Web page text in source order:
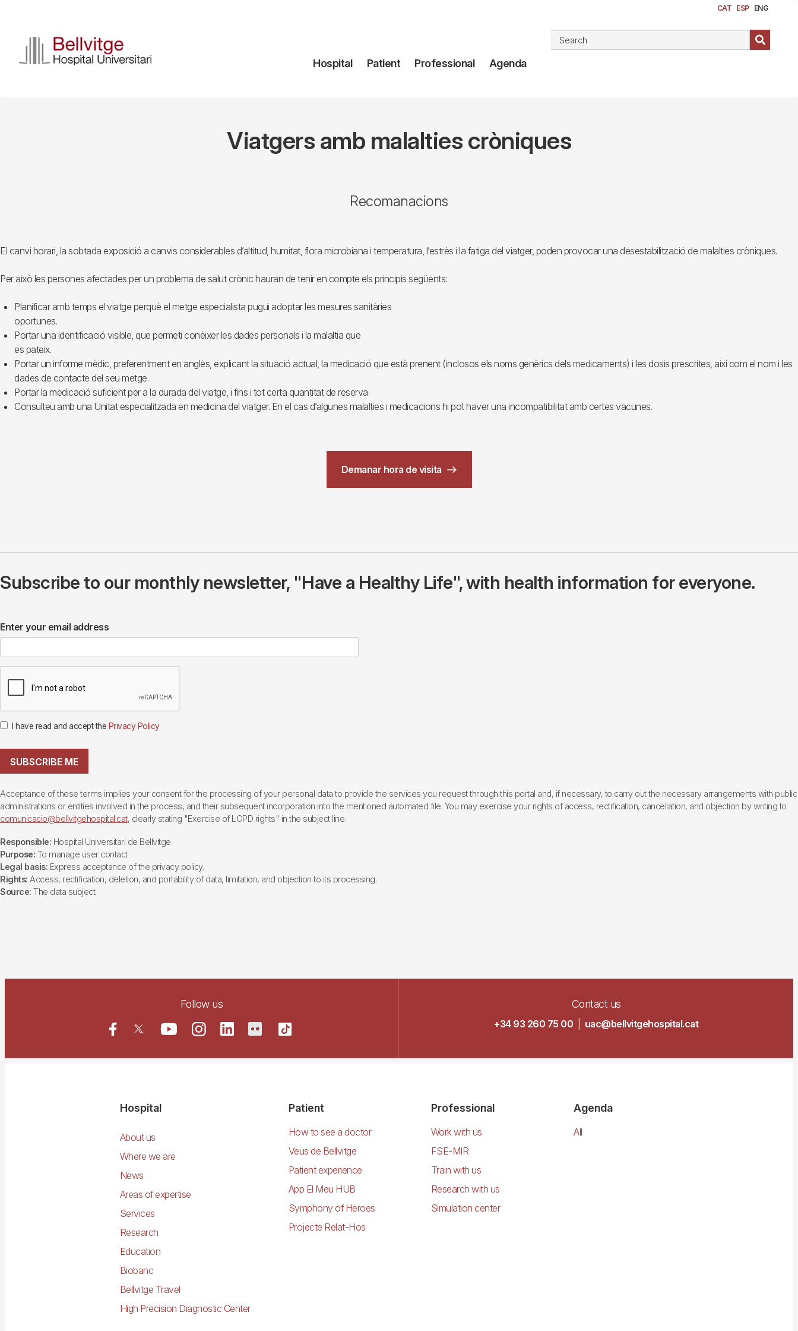
content
CAT ESP ENG
Navegación
Hospital Patient Professional Agenda
Viatgers amb malalties cròniques
Recomanacions
El canvi horari, la sobtada exposició a canvis considerables d’altitud, humitat, flora microbiana i temperatura, l’estrès i la fatiga del viatger, poden provocar una desestabilització de malalties cròniques.
Per això les persones afectades per un problema de salut crònic hauran de tenir en compte els principis següents:
Planificar amb temps el viatge perquè el metge especialista pugui adoptar les mesures sanitàries
oportunes.
Portar una identificació visible, que permeti conèixer les dades personals i la malaltia que
es pateix.
Portar un informe mèdic, preferentment en anglès, explicant la situació actual, la medicació que està prenent (inclosos els noms genèrics dels medicaments) i les dosis prescrites, així com el nom i les
dades de contacte del seu metge.
Portar la medicació suficient per a la durada del viatge, i fins i tot certa quantitat de reserva.
Consulteu amb una Unitat especialitzada en medicina del viatger. En el cas d’algunes malalties i medicacions hi pot haver una incompatibilitat amb certes vacunes.
Demanar hora de visita
Subscribe to our monthly newsletter, "Have a Healthy Life", with health information for everyone.
Enter your email address
I have read and accept the Privacy Policy
SUBSCRIBE ME
Acceptance of these terms implies your consent for the processing of your personal data to provide the services you request through this portal and, if necessary, to carry out the necessary arrangements with public
administrations or entities involved in the process, and their subsequent incorporation into the mentioned automated file. You may exercise your rights of access, rectification, cancellation, and objection by writing to
comunicacio@bellvitgehospital.cat, clearly stating "Exercise of LOPD rights" in the subject line.
Responsible: Hospital Universitari de Bellvitge.
Purpose: To manage user contact
Legal basis: Express acceptance of the privacy policy.
Rights: Access, rectification, deletion, and portability of data, limitation, and objection to its processing.
Source: The data subject.
Follow us Contact us
+34 93 260 75 00 uac@bellvitgehospital.cat
Hospital
About us
Where we are
News
Areas of expertise
Services
Research
Education
Biobanc
Bellvitge Travel
High Precision Diagnostic Center
Patient
How to see a doctor
Veus de Bellvitge
Patient experience
App El Meu HUB
Symphony of Heroes
Projecte Relat-Hos
Professional
Work with us
FSE-MIR
Train with us
Research with us
Simulation center
Agenda
All